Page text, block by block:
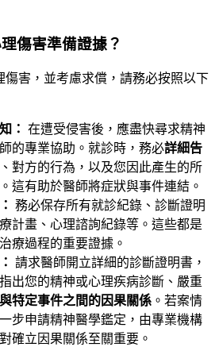
傷害準備證據？
傷害，並考慮求償，請務必按照以下
： 在遭受侵害後，應盡快尋求精神
的專業協助。就診時，務必詳細告
對方的行為，以及您因此產生的所
這有助於醫師將症狀與事件連結。
務必保存所有就診紀錄、診斷證明
計畫、心理諮詢紀錄等。這些都是
療過程的重要證據。
請求醫師開立詳細的診斷證明書，
出您的精神或心理疾病診斷、嚴重
特定事件之間的因果關係 。若案情
步申請精神醫學鑑定，由專業機構
確立因果關係至關重要。